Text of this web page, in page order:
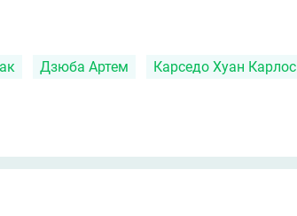
Дзюба Артем Карседо Хуан Карлос